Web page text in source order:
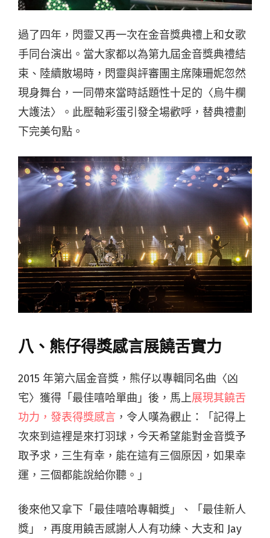
過了四年，閃靈又再一次在金音獎典禮上和女歌
手同台演出。當大家都以為第九屆金音獎典禮結
束、陸續散場時，閃靈與評審團主席陳珊妮忽然
現身舞台，一同帶來當時話題性十足的〈烏牛欄
大護法〉。此壓軸彩蛋引發全場歡呼，替典禮劃
下完美句點。
八、熊仔得獎感言展饒舌實力
2015 年第六屆金音獎，熊仔以專輯同名曲〈凶
宅〉獲得「最佳嘻哈單曲」後，馬上展現其饒舌
功力，發表得獎感言 ，令人嘆為觀止：「記得上
次來到這裡是來打羽球，今天希望能對金音獎予
取予求，三生有幸，能在這有三個原因，如果幸
運，三個都能說給你聽。」
後來他又拿下「最佳嘻哈專輯獎」、「最佳新人
獎」，再度用饒舌感謝人人有功練、大支和 Jay